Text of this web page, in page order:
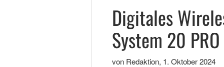
Digitales
System 20 PRO
von Redaktion, 1. Oktober 2024